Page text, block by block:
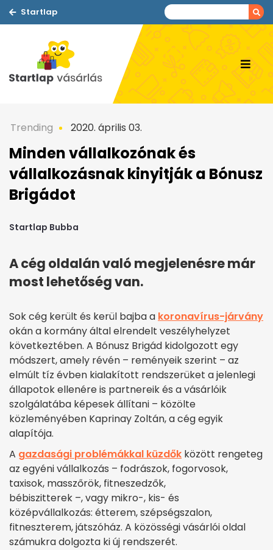
Startlap
Trending 2020. április 03.
Minden vállalkozónak és
vállalkozásnak kinyitják a Bónusz
Brigádot
Startlap Bubba
A cég oldalán való megjelenésre már
most lehetőség van.
Sok cég került és kerül bajba a koronavírus-járvány
okán a kormány által elrendelt veszélyhelyzet
következtében. A Bónusz Brigád kidolgozott egy
módszert, amely révén – reményeik szerint – az
elmúlt tíz évben kialakított rendszerüket a jelenlegi
állapotok ellenére is partnereik és a vásárlóik
szolgálatába képesek állítani – közölte
közleményében Kaprinay Zoltán, a cég egyik
alapítója.
A gazdasági problémákkal küzdők között rengeteg
az egyéni vállalkozás – fodrászok, fogorvosok,
taxisok, masszőrök, fitneszedzők,
bébiszitterek –, vagy mikro-, kis- és
középvállalkozás: étterem, szépségszalon,
fitneszterem, játszóház. A közösségi vásárlói oldal
számukra dolgozta ki új rendszerét.